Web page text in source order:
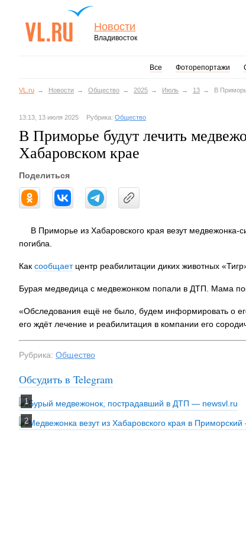
Новости
Владивосток
Все Фоторепортажи
VL.ru Новости Общество 2025 Июль 13 В
13:13, 13 июля 2025 Рубрика: Общество
В Приморье будут лечить
Хабаровском крае
Поделиться
В Приморье из Хабаровского края везут
погибла.
Как сообщаетцентр реабилитации диких животных
Бурая медведица с медвежонком попали в ДТП. Мама
«Обследования ещё не было, будем информировать о
его ждёт лечение и реабилитация в компании его
Рубрика: Общество
Обсудить в Telegram